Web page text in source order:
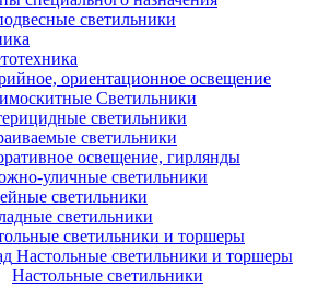
светильники
ориентационное освещение
Светильники
светильники
светильники
освещение, гирлянды
уличные светильники
светильники
светильники
светильники и торшеры
Настольные светильники и торшеры
Настольные светильники